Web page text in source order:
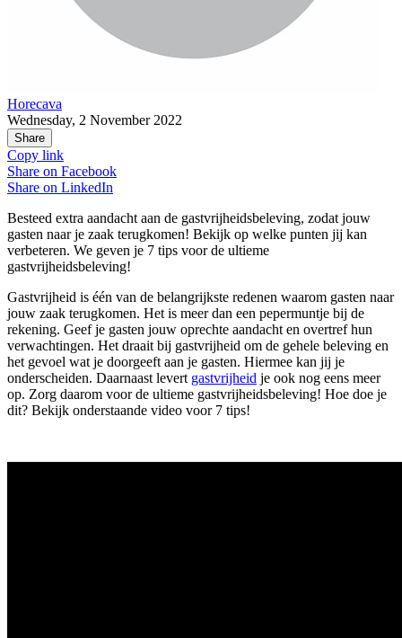
Horecava
Wednesday, 2 November 2022
Share
Copy link
Share on Facebook
Share on LinkedIn
Besteed extra aandacht aan de gastvrijheidsbeleving, zodat jouw
gasten naar je zaak terugkomen! Bekijk op welke punten jij kan
verbeteren. We geven je 7 tips voor de ultieme
gastvrijheidsbeleving!
Gastvrijheid is één van de belangrijkste redenen waarom gasten naar
jouw zaak terugkomen. Het is meer dan een pepermuntje bij de
rekening. Geef je gasten jouw oprechte aandacht en overtref hun
verwachtingen. Het draait bij gastvrijheid om de gehele beleving en
het gevoel wat je doorgeeft aan je gasten. Hiermee kan jij je
onderscheiden. Daarnaast levert gastvrijheid je ook nog eens meer
op. Zorg daarom voor de ultieme gastvrijheidsbeleving! Hoe doe je
dit? Bekijk onderstaande video voor 7 tips!